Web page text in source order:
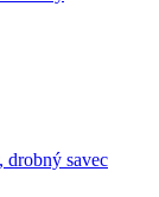
drobný savec